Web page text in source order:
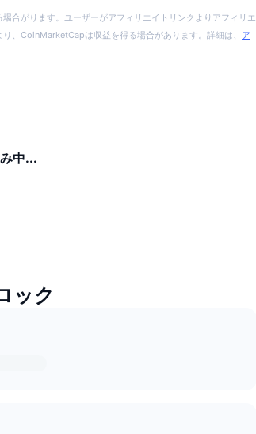
合がります。ユーザーがアフィリエイトリンクよりアフィリエ
、CoinMarketCapは収益を得る場合があります。詳細は、 ア
中...
ック